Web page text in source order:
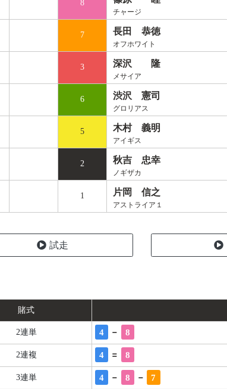
8
チャージ
7 長田 恭徳
オフホワイト
3 深沢 隆
メサイア
6 渋沢 憲司
グロリアス
5 木村 義明
アイギス
2 秋吉 忠幸
ノギザカ
1 片岡 信之
アストライア１
試走
賭式
2連単 4 - 8
2連複 4 = 8
3連単 4 - 8 - 7